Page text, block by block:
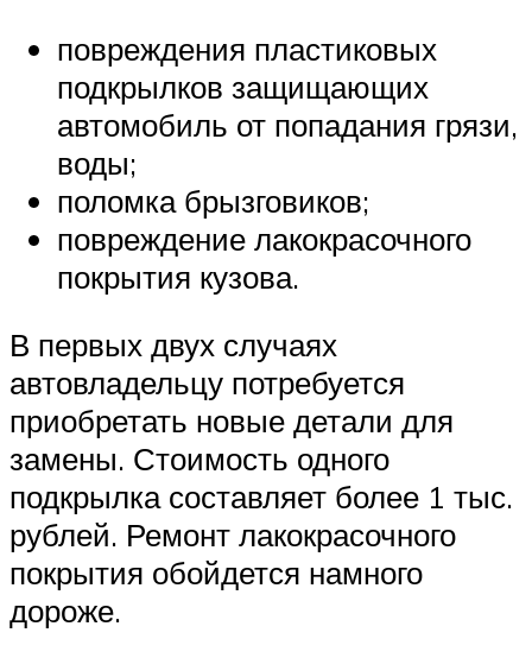
повреждения пластиковых
подкрылков защищающих
автомобиль от попадания грязи,
воды;
поломка брызговиков;
повреждение лакокрасочного
покрытия кузова.
В первых двух случаях
автовладельцу потребуется
приобретать новые детали для
замены. Стоимость одного
подкрылка составляет более 1 тыс.
рублей. Ремонт лакокрасочного
покрытия обойдется намного
дороже.